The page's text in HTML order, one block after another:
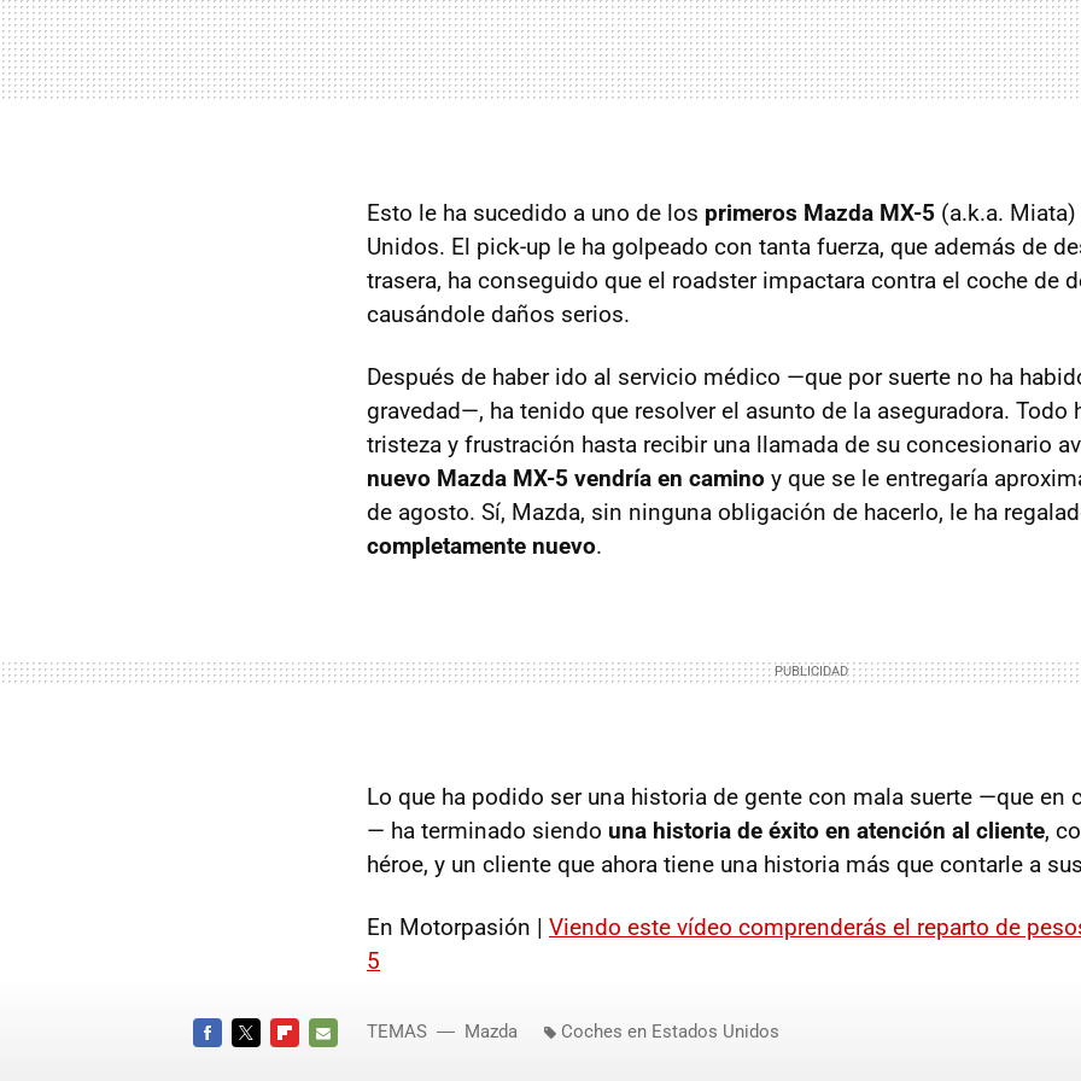
Esto le ha sucedido a uno de los primeros Mazda MX-5 (a.k.a.
Unidos. El pick-up le ha golpeado con tanta fuerza, que además de
trasera, ha conseguido que el roadster impactara contra el coche de
causándole daños serios.
Después de haber ido al servicio médico —que por suerte no ha
gravedad—, ha tenido que resolver el asunto de la aseguradora. Todo
tristeza y frustración hasta recibir una llamada de su concesionario
nuevo Mazda MX-5 vendría en camino y que se le entregaría
de agosto. Sí, Mazda, sin ninguna obligación de hacerlo, le ha
completamente nuevo.
Lo que ha podido ser una historia de gente con mala suerte —que en
— ha terminado siendo una historia de éxito en atención al cliente,
héroe, y un cliente que ahora tiene una historia más que contarle a
En Motorpasión | Viendo este vídeo comprenderás el reparto de
5
TEMAS Mazda Coches en Estados Unidos